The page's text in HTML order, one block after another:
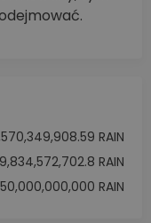
RAIN
RAIN
RAIN